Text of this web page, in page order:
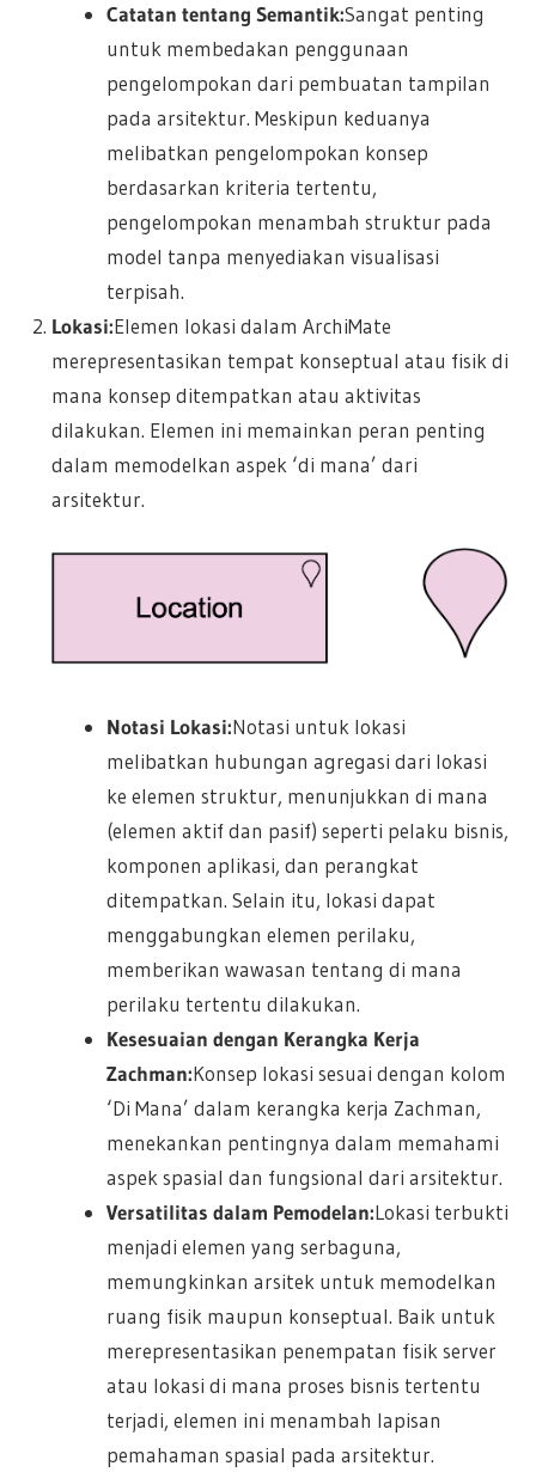
Catatan tentang Semantik:Sangat penting
untuk membedakan penggunaan
pengelompokan dari pembuatan tampilan
pada arsitektur. Meskipun keduanya
melibatkan pengelompokan konsep
berdasarkan kriteria tertentu,
pengelompokan menambah struktur pada
model tanpa menyediakan visualisasi
terpisah.
Lokasi:Elemen lokasi dalam ArchiMate
merepresentasikan tempat konseptual atau fisik di
mana konsep ditempatkan atau aktivitas
dilakukan. Elemen ini memainkan peran penting
dalam memodelkan aspek ‘di mana’ dari
arsitektur.
Notasi Lokasi:Notasi untuk lokasi
melibatkan hubungan agregasi dari lokasi
ke elemen struktur, menunjukkan di mana
(elemen aktif dan pasif) seperti pelaku bisnis,
komponen aplikasi, dan perangkat
ditempatkan. Selain itu, lokasi dapat
menggabungkan elemen perilaku,
memberikan wawasan tentang di mana
perilaku tertentu dilakukan.
Kesesuaian dengan Kerangka Kerja
Zachman:Konsep lokasi sesuai dengan kolom
‘Di Mana’ dalam kerangka kerja Zachman,
menekankan pentingnya dalam memahami
aspek spasial dan fungsional dari arsitektur.
Versatilitas dalam Pemodelan:Lokasi terbukti
menjadi elemen yang serbaguna,
memungkinkan arsitek untuk memodelkan
ruang fisik maupun konseptual. Baik untuk
merepresentasikan penempatan fisik server
atau lokasi di mana proses bisnis tertentu
terjadi, elemen ini menambah lapisan
pemahaman spasial pada arsitektur.